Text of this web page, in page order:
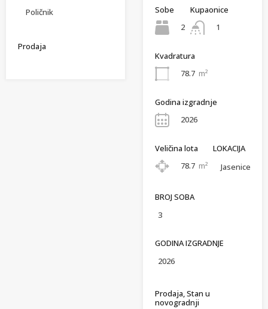
Poličnik
Prodaja
Sobe
2
Kupaonice
1
Kvadratura
78.7 m²
Godina izgradnje
2026
Veličina lota
78.7 m²
LOKACIJA
Jasenice
BROJ SOBA
3
GODINA IZGRADNJE
2026
Prodaja, Stan u
novogradnji